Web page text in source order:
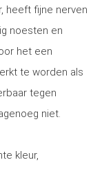
heeft fijne nerven
noesten en
het een
te worden als
tegen
niet.
kleur,